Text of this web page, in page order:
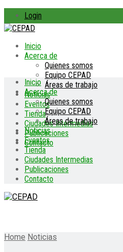
Login
Inicio
Acerca de
Quienes somos
Equipo CEPAD
Áreas de trabajo
Noticias
Eventos
Tienda
Ciudades Intermedias
Publicaciones
Contacto
Inicio
Acerca de
Quienes somos
Equipo CEPAD
Áreas de trabajo
Noticias
Eventos
Tienda
Ciudades Intermedias
Publicaciones
Contacto
Home Noticias